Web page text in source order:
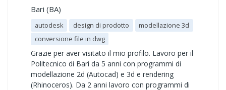
Bari (BA)
autodesk design di prodotto
modellazione 3d
conversione file in dwg
Grazie per aver visitato il mio profilo. Lavoro per il
Politecnico di Bari da 5 anni con programmi di
modellazione 2d (Autocad) e 3d e rendering
(Rhinoceros). Da 2 anni lavoro con programmi di